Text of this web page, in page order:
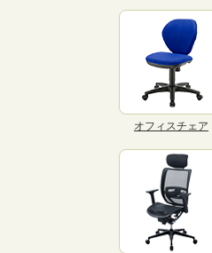
オフィスチェア